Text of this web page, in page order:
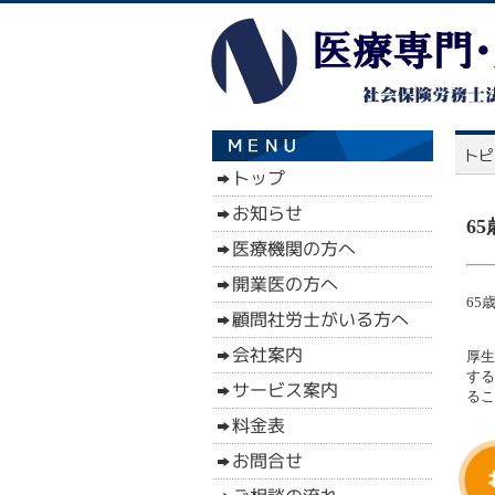
65
65
厚
す
る